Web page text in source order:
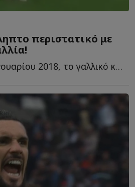
περιστατικό με
Σαν σήμερα, 14 Ιανουαρίου 2018, το γαλλικό και παγκόσμιο π...